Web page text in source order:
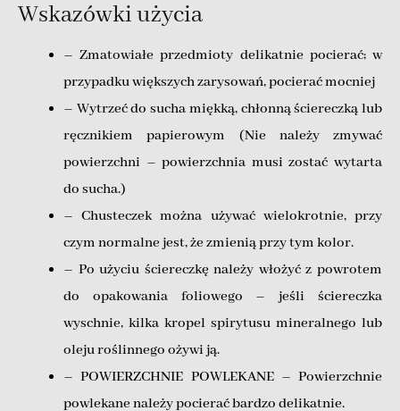
Wskazówki użycia
– Zmatowiałe przedmioty delikatnie pocierać; w
przypadku większych zarysowań, pocierać mocniej
– Wytrzeć do sucha miękką, chłonną ściereczką lub
ręcznikiem papierowym (Nie należy zmywać
powierzchni – powierzchnia musi zostać wytarta
do sucha.)
– Chusteczek można używać wielokrotnie, przy
czym normalne jest, że zmienią przy tym kolor.
– Po użyciu ściereczkę należy włożyć z powrotem
do opakowania foliowego – jeśli ściereczka
wyschnie, kilka kropel spirytusu mineralnego lub
oleju roślinnego ożywi ją.
– POWIERZCHNIE POWLEKANE – Powierzchnie
powlekane należy pocierać bardzo delikatnie.